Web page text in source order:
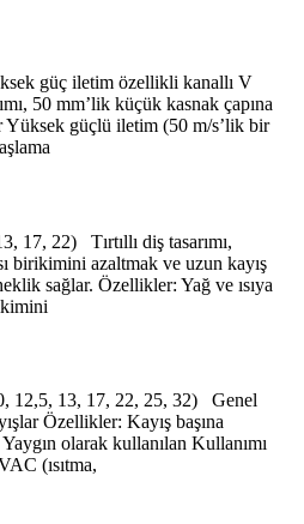
güç iletim özellikli kanallı V
50 mm’lik küçük kasnak çapına
güçlü iletim (50 m/s’lik bir
17, 22) Tırtıllı diş tasarımı,
birikimini azaltmak ve uzun kayış
sağlar. Özellikler: Yağ ve ısıya
12,5, 13, 17, 22, 25, 32) Genel
Özellikler: Kayış başına
olarak kullanılan Kullanımı
(ısıtma,